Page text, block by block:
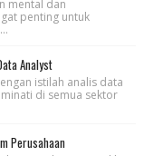
mental dan
penting untuk
Analyst
istilah analis data
di semua sektor
Perusahaan